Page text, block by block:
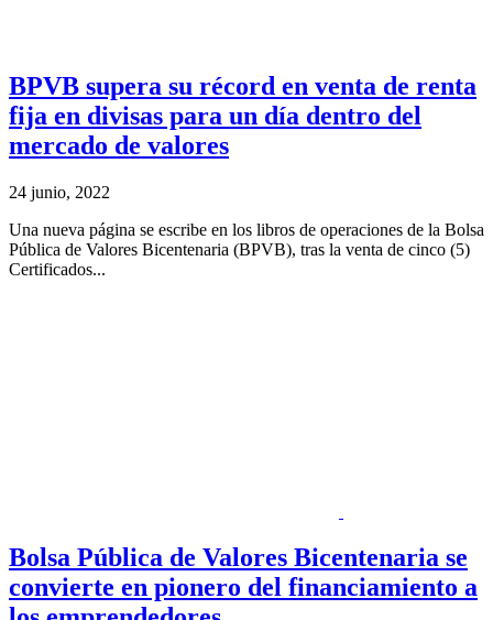
BPVB supera su récord en venta de renta
fija en divisas para un día dentro del
mercado de valores
24 junio, 2022
Una nueva página se escribe en los libros de operaciones de la Bolsa
Pública de Valores Bicentenaria (BPVB), tras la venta de cinco (5)
Certificados...
Bolsa Pública de Valores Bicentenaria se
convierte en pionero del financiamiento a